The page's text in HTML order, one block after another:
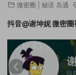
微密圈 | 秘语 岛遇
抖音@谢坤妮 微密